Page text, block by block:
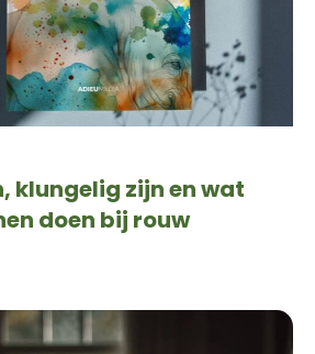
klungelig zijn en wat
doen bij rouw